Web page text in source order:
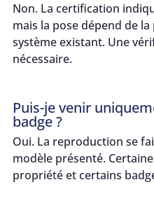
Non. La certification
mais la pose dépend de
système existant. Une
nécessaire.
Puis-je venir
badge ?
Oui. La reproduction se
modèle présenté.
propriété et certains